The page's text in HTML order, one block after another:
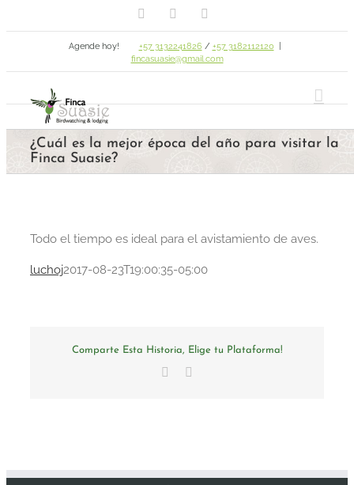
to
FacebookEmail
Agende hoy! +57 3132241826 / +57 3182112120
fincasuasie@gmail.com
¿Cuál es la mejor época del año para visitar la
Finca Suasie?
Todo el tiempo es ideal para el avistamiento de aves.
luchoj2017-08-23T19:00:35-05:00
Comparte Esta Historia, Elige tu Plataforma!
Facebook